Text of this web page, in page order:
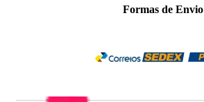
Formas de Envio